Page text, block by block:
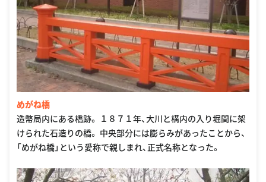
めがね橋
造幣局内にある橋跡。 １８７１年、大川と構内の入り堀間に架
けられた石造りの橋。 中央部分には膨らみがあったことから、
「めがね橋」という愛称で親しまれ、正式名称となった。